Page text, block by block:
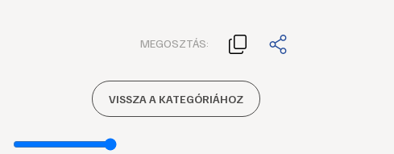
MEGOSZTÁS:
VISSZA A KATEGÓRIÁHOZ